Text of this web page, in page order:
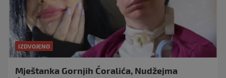
IZDVOJENO
Mještanka Gornjih Ćoralića, Nudžejma